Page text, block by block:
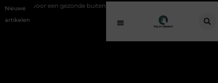
Nieuwe
artikelen
buitenplek Sfeer en comfort zonder gedoe met een